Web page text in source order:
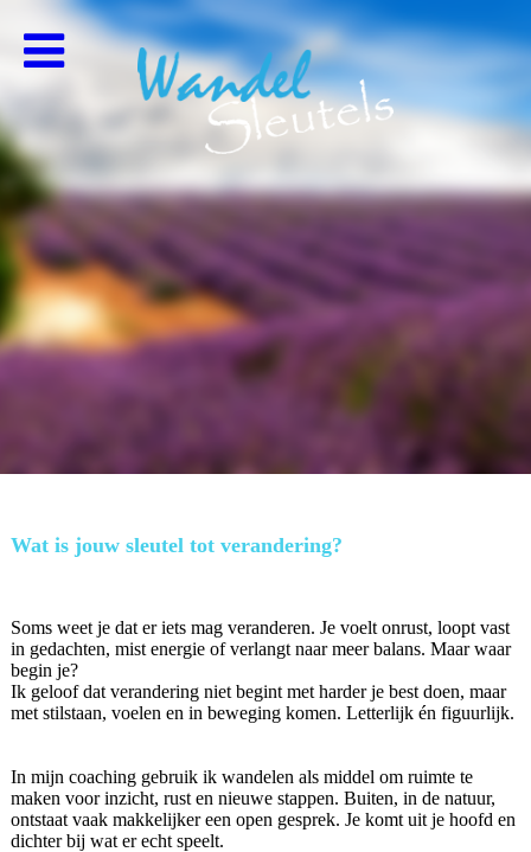
Wat is jouw sleutel tot verandering?
Soms weet je dat er iets mag veranderen. Je voelt onrust, loopt vast
in gedachten, mist energie of verlangt naar meer balans. Maar waar
begin je?
Ik geloof dat verandering niet begint met harder je best doen, maar
met stilstaan, voelen en in beweging komen. Letterlijk én figuurlijk.
In mijn coaching gebruik ik wandelen als middel om ruimte te
maken voor inzicht, rust en nieuwe stappen. Buiten, in de natuur,
ontstaat vaak makkelijker een open gesprek. Je komt uit je hoofd en
dichter bij wat er echt speelt.